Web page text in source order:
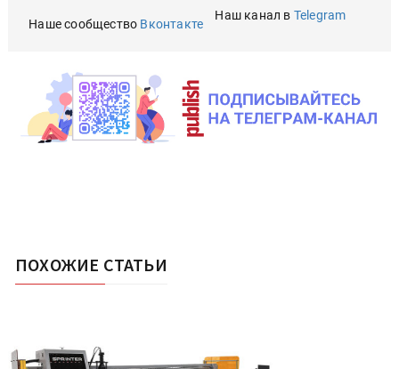
Наше сообщество Вконтакте
Наш канал в Telegram
ПОХОЖИЕ СТАТЬИ